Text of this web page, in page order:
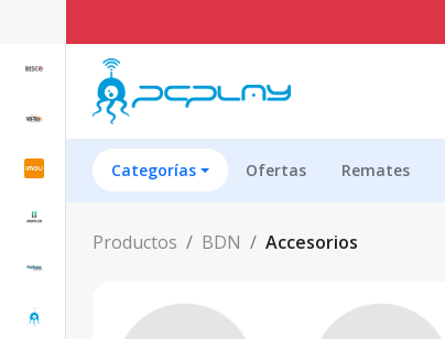
Categorías Ofertas Remates
Productos BDN Accesorios